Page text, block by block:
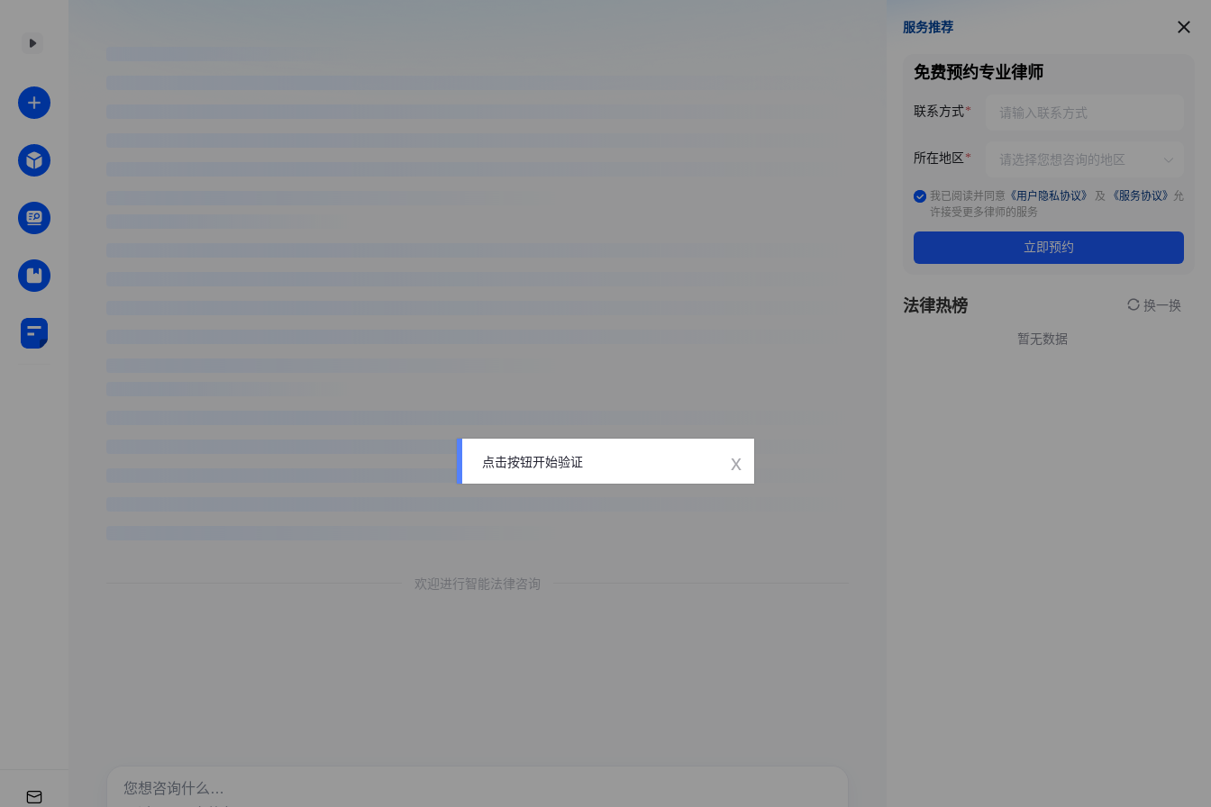
欢迎进行智能法律咨询
服务推荐
服务推荐
免费预约专业律师
联系方式
所在地区
我已阅读并同意 《用户隐私协议》 及 《服务协议》 允
许接受更多律师的服务
立即预约
法律热榜 换一换
暂无数据
点击按钮开始验证 x